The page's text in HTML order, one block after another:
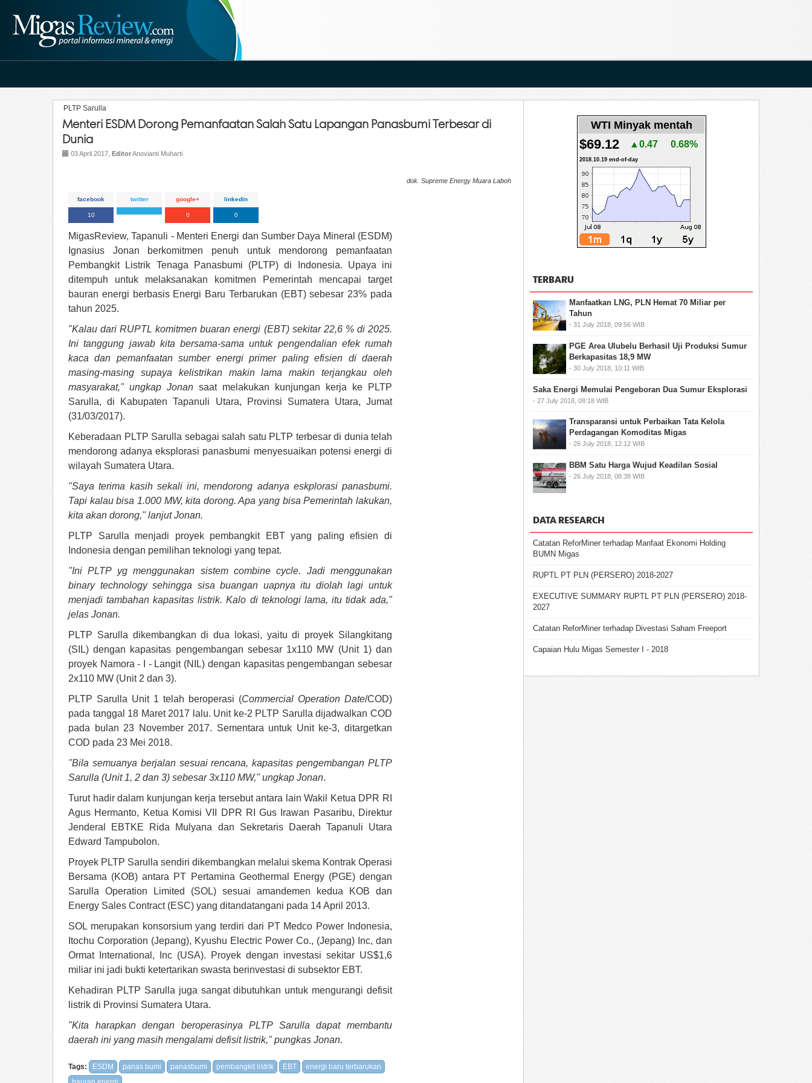
PLTP Sarulla
Menteri ESDM Dorong Pemanfaatan Salah Satu Lapangan Panasbumi Terbesar di
Dunia
03 April 2017, EditorAnovianti Muharti
dok. Supreme Energy Muara Laboh
facebook
10
twitter google+
0
linkedin
0
MigasReview, Tapanuli - Menteri Energi dan Sumber Daya Mineral (ESDM)
Ignasius Jonan berkomitmen penuh untuk mendorong pemanfaatan
Pembangkit Listrik Tenaga Panasbumi (PLTP) di Indonesia. Upaya ini
ditempuh untuk melaksanakan komitmen Pemerintah mencapai target
bauran energi berbasis Energi Baru Terbarukan (EBT) sebesar 23% pada
tahun 2025.
"Kalau dari RUPTL komitmen buaran energi (EBT) sekitar 22,6 % di 2025.
Ini tanggung jawab kita bersama-sama untuk pengendalian efek rumah
kaca dan pemanfaatan sumber energi primer paling efisien di daerah
masing-masing supaya kelistrikan makin lama makin terjangkau oleh
masyarakat," ungkap Jonan saat melakukan kunjungan kerja ke PLTP
Sarulla, di Kabupaten Tapanuli Utara, Provinsi Sumatera Utara, Jumat
(31/03/2017).
Keberadaan PLTP Sarulla sebagai salah satu PLTP terbesar di dunia telah
mendorong adanya eksplorasi panasbumi menyesuaikan potensi energi di
wilayah Sumatera Utara.
"Saya terima kasih sekali ini, mendorong adanya eskplorasi panasbumi.
Tapi kalau bisa 1.000 MW, kita dorong. Apa yang bisa Pemerintah lakukan,
kita akan dorong," lanjut Jonan.
PLTP Sarulla menjadi proyek pembangkit EBT yang paling efisien di
Indonesia dengan pemilihan teknologi yang tepat.
"Ini PLTP yg menggunakan sistem combine cycle. Jadi menggunakan
binary technology sehingga sisa buangan uapnya itu diolah lagi untuk
menjadi tambahan kapasitas listrik. Kalo di teknologi lama, itu tidak ada,"
jelas Jonan.
PLTP Sarulla dikembangkan di dua lokasi, yaitu di proyek Silangkitang
(SIL) dengan kapasitas pengembangan sebesar 1x110 MW (Unit 1) dan
proyek Namora - I - Langit (NIL) dengan kapasitas pengembangan sebesar
2x110 MW (Unit 2 dan 3).
PLTP Sarulla Unit 1 telah beroperasi (Commercial Operation Date/COD)
pada tanggal 18 Maret 2017 lalu. Unit ke-2 PLTP Sarulla dijadwalkan COD
pada bulan 23 November 2017. Sementara untuk Unit ke-3, ditargetkan
COD pada 23 Mei 2018.
"Bila semuanya berjalan sesuai rencana, kapasitas pengembangan PLTP
Sarulla (Unit 1, 2 dan 3) sebesar 3x110 MW," ungkap Jonan.
Turut hadir dalam kunjungan kerja tersebut antara lain Wakil Ketua DPR RI
Agus Hermanto, Ketua Komisi VII DPR RI Gus Irawan Pasaribu, Direktur
Jenderal EBTKE Rida Mulyana dan Sekretaris Daerah Tapanuli Utara
Edward Tampubolon.
Proyek PLTP Sarulla sendiri dikembangkan melalui skema Kontrak Operasi
Bersama (KOB) antara PT Pertamina Geothermal Energy (PGE) dengan
Sarulla Operation Limited (SOL) sesuai amandemen kedua KOB dan
Energy Sales Contract (ESC) yang ditandatangani pada 14 April 2013.
SOL merupakan konsorsium yang terdiri dari PT Medco Power Indonesia,
Itochu Corporation (Jepang), Kyushu Electric Power Co., (Jepang) Inc, dan
Ormat International, Inc (USA). Proyek dengan investasi sekitar US$1,6
miliar ini jadi bukti ketertarikan swasta berinvestasi di subsektor EBT.
Kehadiran PLTP Sarulla juga sangat dibutuhkan untuk mengurangi defisit
listrik di Provinsi Sumatera Utara.
"Kita harapkan dengan beroperasinya PLTP Sarulla dapat membantu
daerah ini yang masih mengalami defisit listrik," pungkas Jonan.
Tags: ESDM panas bumi panasbumi pembangkit listrik EBT
energi baru terbarukan
WTI Minyak mentah
$69.12 ▲0.47 0.68%
2018.10.19 end-of-day
TERBARU
Manfaatkan LNG, PLN Hemat 70 Miliar per
Tahun
- 31 July 2018, 09:56 WIB
PGE Area Ulubelu Berhasil Uji Produksi Sumur
Berkapasitas 18,9 MW
- 30 July 2018, 10:11 WIB
Saka Energi Memulai Pengeboran Dua Sumur Eksplorasi
- 27 July 2018, 08:18 WIB
Transparansi untuk Perbaikan Tata Kelola
Perdagangan Komoditas Migas
- 26 July 2018, 12:12 WIB
BBM Satu Harga Wujud Keadilan Sosial
- 26 July 2018, 08:38 WIB
DATA RESEARCH
Catatan ReforMiner terhadap Manfaat Ekonomi Holding
BUMN Migas
RUPTL PT PLN (PERSERO) 2018-2027
EXECUTIVE SUMMARY RUPTL PT PLN (PERSERO) 2018-
2027
Catatan ReforMiner terhadap Divestasi Saham Freeport
Capaian Hulu Migas Semester I - 2018